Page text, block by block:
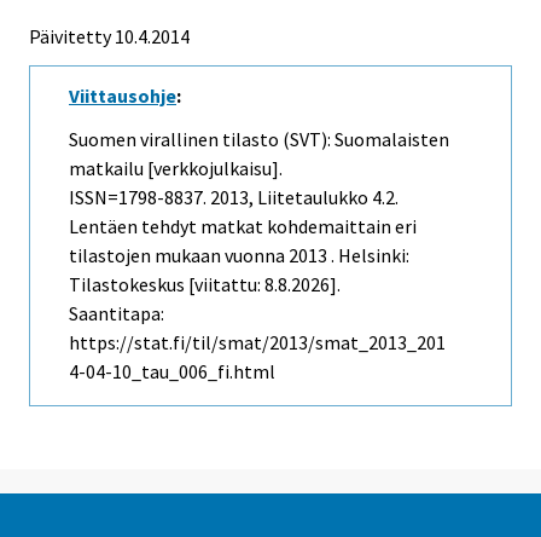
Päivitetty 10.4.2014
Viittausohje:
Suomen virallinen tilasto (SVT): Suomalaisten
matkailu [verkkojulkaisu].
ISSN=1798-8837. 2013, Liitetaulukko 4.2.
Lentäen tehdyt matkat kohdemaittain eri
tilastojen mukaan vuonna 2013 . Helsinki:
Tilastokeskus [viitattu: 8.8.2026].
Saantitapa:
https://stat.fi/til/smat/2013/smat_2013_201
4-04-10_tau_006_fi.html